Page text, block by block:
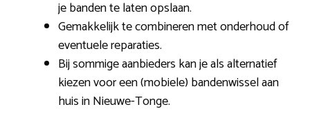
je banden te laten opslaan.
Gemakkelijk te combineren met onderhoud of
eventuele reparaties.
Bij sommige aanbieders kan je als alternatief
kiezen voor een (mobiele) bandenwissel aan
huis in Nieuwe-Tonge.